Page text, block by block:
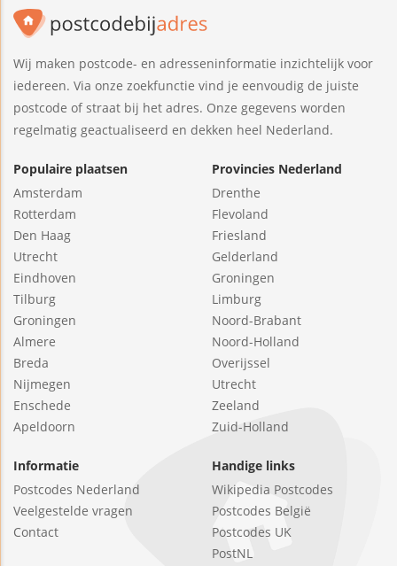
Wij maken postcode- en adresseninformatie inzichtelijk voor
iedereen. Via onze zoekfunctie vind je eenvoudig de juiste
postcode of straat bij het adres. Onze gegevens worden
regelmatig geactualiseerd en dekken heel Nederland.
Populaire plaatsen
Amsterdam
Rotterdam
Den Haag
Utrecht
Eindhoven
Tilburg
Groningen
Almere
Breda
Nijmegen
Enschede
Apeldoorn
Provincies Nederland
Drenthe
Flevoland
Friesland
Gelderland
Groningen
Limburg
Noord-Brabant
Noord-Holland
Overijssel
Utrecht
Zeeland
Zuid-Holland
Informatie
Postcodes Nederland
Veelgestelde vragen
Contact
Handige links
Wikipedia Postcodes
Postcodes België
Postcodes UK
PostNL